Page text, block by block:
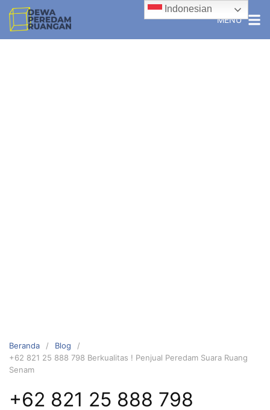
MENU
Beranda
Blog
+62 821 25 888 798 Berkualitas ! Penjual Peredam Suara Ruang
Senam
+62 821 25 888 798
Indonesian